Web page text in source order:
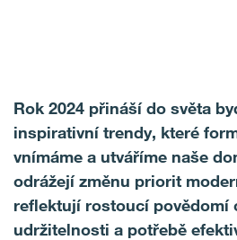
Rok 2024 přináší do světa
inspirativní trendy, které
vnímáme a utváříme naše
odrážejí změnu priorit
reflektují rostoucí povědomí
udržitelnosti a potřebě